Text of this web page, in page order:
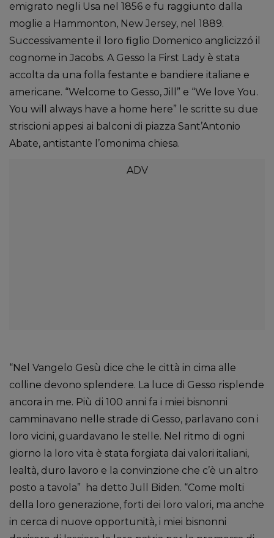
emigrato negli Usa nel 1856 e fu raggiunto dalla
moglie a Hammonton, New Jersey, nel 1889.
Successivamente il loro figlio Domenico anglicizzó il
cognome in Jacobs. A Gesso la First Lady è stata
accolta da una folla festante e bandiere italiane e
americane. “Welcome to Gesso, Jill” e “We love You.
You will always have a home here” le scritte su due
striscioni appesi ai balconi di piazza Sant’Antonio
Abate, antistante l’omonima chiesa.
“Nel Vangelo Gesù dice che le città in cima alle
colline devono splendere. La luce di Gesso risplende
ancora in me. Più di 100 anni fa i miei bisnonni
camminavano nelle strade di Gesso, parlavano con i
loro vicini, guardavano le stelle. Nel ritmo di ogni
giorno la loro vita è stata forgiata dai valori italiani,
lealtà, duro lavoro e la convinzione che c’è un altro
posto a tavola” ha detto Jull Biden. “Come molti
della loro generazione, forti dei loro valori, ma anche
in cerca di nuove opportunità, i miei bisnonni